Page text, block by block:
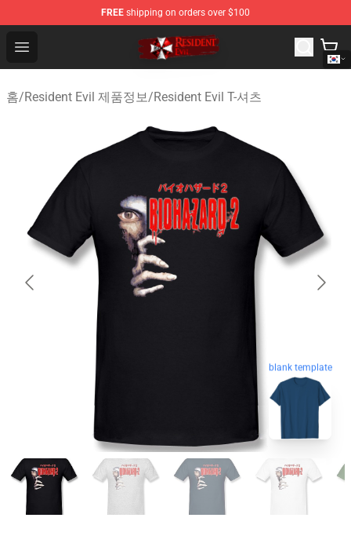
FREE shipping on orders over $100
Open menu
Resident Evil Shop - Official Resident Evil Merchandise
홈/Resident Evil 제품정보/Resident Evil T-셔츠
blank template